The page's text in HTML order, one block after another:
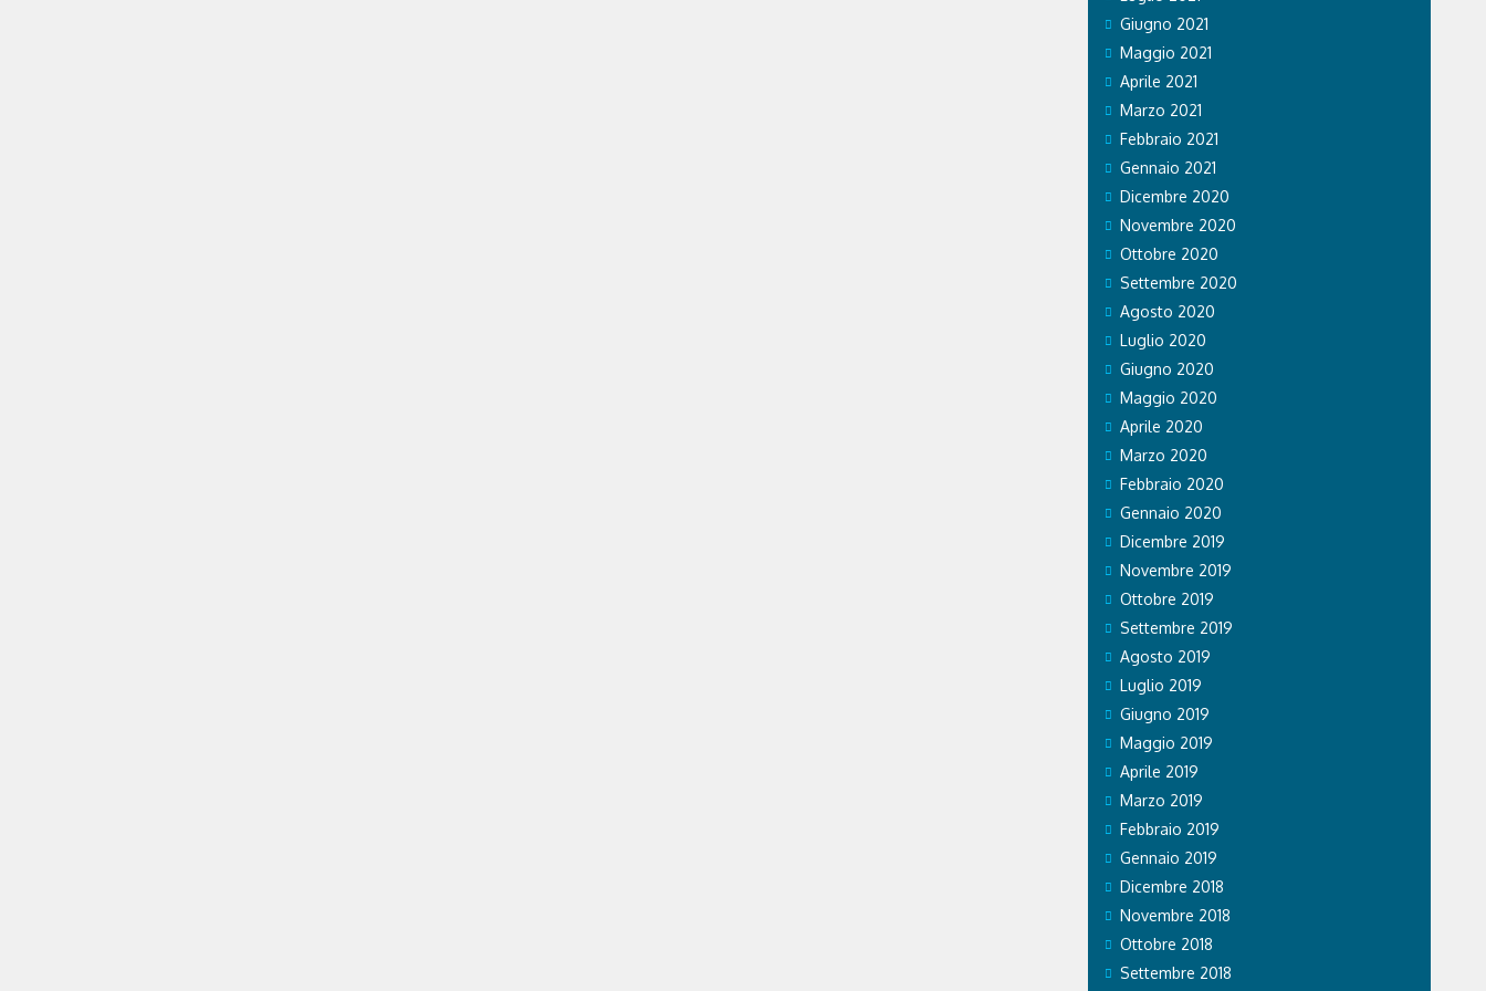
Giugno 2021
Maggio 2021
Aprile 2021
Marzo 2021
Febbraio 2021
Gennaio 2021
Dicembre 2020
Novembre 2020
Ottobre 2020
Settembre 2020
Agosto 2020
Luglio 2020
Giugno 2020
Maggio 2020
Aprile 2020
Marzo 2020
Febbraio 2020
Gennaio 2020
Dicembre 2019
Novembre 2019
Ottobre 2019
Settembre 2019
Agosto 2019
Luglio 2019
Giugno 2019
Maggio 2019
Aprile 2019
Marzo 2019
Febbraio 2019
Gennaio 2019
Dicembre 2018
Novembre 2018
Ottobre 2018
Settembre 2018